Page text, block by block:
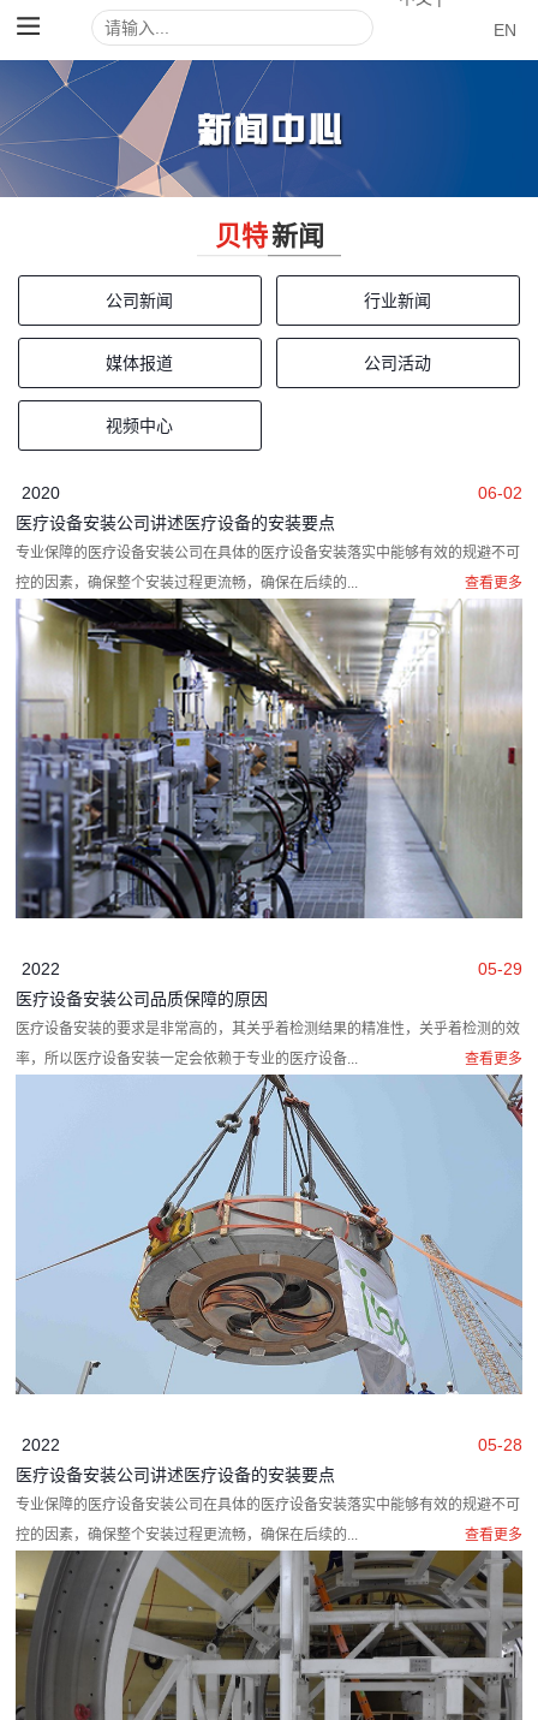
EN
贝特新闻
公司新闻 行业新闻
媒体报道 公司活动
视频中心
06-02
2020
医疗设备安装公司讲述医疗设备的安装要点
专业保障的医疗设备安装公司在具体的医疗设备安装落实中能够有效的规避不可
控的因素，确保整个安装过程更流畅，确保在后续的...
查看更多
05-29
2022
医疗设备安装公司品质保障的原因
医疗设备安装的要求是非常高的，其关乎着检测结果的精准性，关乎着检测的效
率，所以医疗设备安装一定会依赖于专业的医疗设备...
查看更多
05-28
2022
医疗设备安装公司讲述医疗设备的安装要点
专业保障的医疗设备安装公司在具体的医疗设备安装落实中能够有效的规避不可
控的因素，确保整个安装过程更流畅，确保在后续的...
查看更多